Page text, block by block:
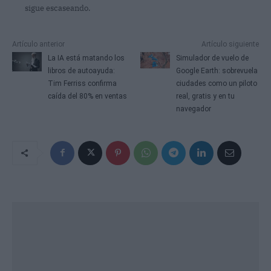
sigue escaseando.
Artículo anterior
La IA está matando los
libros de autoayuda:
Tim Ferriss confirma
caída del 80% en ventas
Artículo siguiente
Simulador de vuelo de
Google Earth: sobrevuela
ciudades como un piloto
real, gratis y en tu
navegador